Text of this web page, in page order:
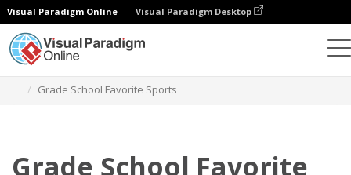
Visual Paradigm Online Visual Paradigm Desktop
Grade School Favorite Sports
Grade School Favorite